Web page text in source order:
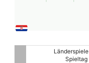
Spieltag